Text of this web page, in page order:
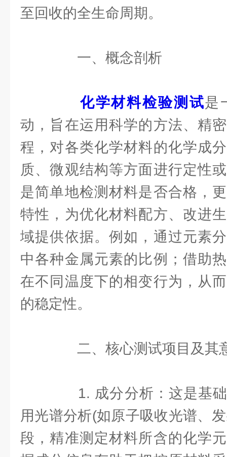
至回收的全生命周期。
一、概念剖析
化学材料检验测试是
动，旨在运用科学的方法、精
程，对各类化学材料的化学成
质、微观结构等方面进行定性
是简单地检测材料是否合格，
特性，为优化材料配方、改进
域提供依据。例如，通过元素
中各种金属元素的比例；借助
在不同温度下的相变行为，从
的稳定性。
二、核心测试项目及其
1. 成分分析：这是基础
用光谱分析(如原子吸收光谱、
段，精准测定材料所含的化学